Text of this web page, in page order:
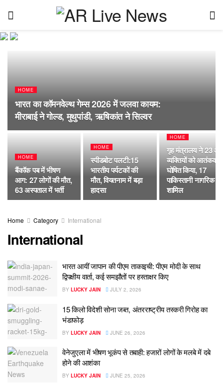
HOME
भारत का कॉमनवेल्थ गेम्स 2026 में जलवा कायम:
मीराबाई ने गोल्ड, मुथुपांडी, ऋषिकांत ने सिल्वर
HOME
बैंकॉक पब में भीषण
आग: 27 लोगों की मौत,
63 अस्पताल में भर्ती
HOME
स्पीडबोट पलटी:15
भारतीय पर्यटकों की
मौत, वियतनाम में बड़ा
हादसा
HOME
गृह मंत्रालय ने 23
व्यक्तियों को आतंकवादी
घोषित किया, 17
पाकिस्तानी नागरिक
शामिल
Home Category International
International
भारत आयीं जापान की पीएम ताकाइची: पीएम मोदी के साथ
द्विपक्षीय वार्ता, कई समझौतों पर हस्ताक्षर किए
BY LUCKY JAIN JULY 2, 2026
15 किलो विदेशी सोना जब्त, अंतरराष्ट्रीय तस्करी गिरोह का
भंडाफोड़
BY LUCKY JAIN JUNE 26, 2026
वेनेजुएला में भीषण भूकंप से तबाही: हजारों लोगों के मलबे में दबे
होने की आशंका
BY LUCKY JAIN JUNE 25, 2026